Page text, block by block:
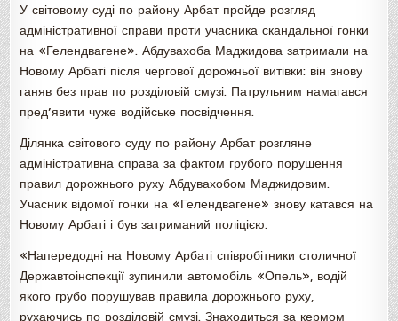
У світовому суді по району Арбат пройде розгляд
адміністративної справи проти учасника скандальної гонки
на «Гелендвагене». Абдувахоба Маджидова затримали на
Новому Арбаті після чергової дорожньої витівки: він знову
ганяв без прав по розділовій смузі. Патрульним намагався
пред’явити чуже водійське посвідчення.
Ділянка світового суду по району Арбат розгляне
адміністративна справа за фактом грубого порушення
правил дорожнього руху Абдувахобом Маджидовим.
Учасник відомої гонки на «Гелендвагене» знову катався на
Новому Арбаті і був затриманий поліцією.
«Напередодні на Новому Арбаті співробітники столичної
Державтоінспекції зупинили автомобіль «Опель», водій
якого грубо порушував правила дорожнього руху,
рухаючись по розділовій смузі. Знаходиться за кермом